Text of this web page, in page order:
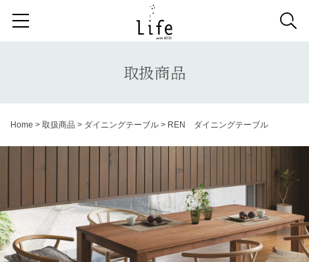
検索する記事の種類：
納品事例 News
キーワードから記事を探す
カウチソファ
ダイニングテーブル ファブリック コレクション
ダイニングチェア ベンチ ベッド スツール
取扱商品
Home > 取扱商品 > ダイニングテーブル > REN ダイニングテーブル